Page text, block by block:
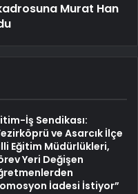
Murat Han
İş Sendikası:
ve Asarcık İlçe
Eğitim Müdürlükleri,
Yeri Değişen
İadesi İstiyor”